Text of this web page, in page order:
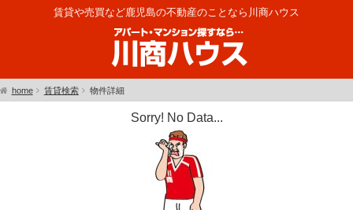
賃貸や売買など鹿児島の不動産のことなら川商ハウス
home 賃貸検索 物件詳細
Sorry! No Data...